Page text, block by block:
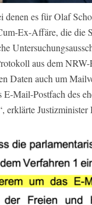
denen es für Olaf
Ex-Affäre, die die
aus dem
Daten auch um
E-Mail-Postfach des
erklärte